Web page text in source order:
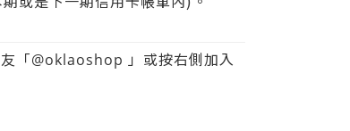
「@oklaoshop 」或按右側加入